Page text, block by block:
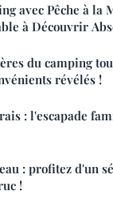
avec Pêche à la
à Découvrir
du camping
révélés !
: l'escapade
: profitez d'un
!